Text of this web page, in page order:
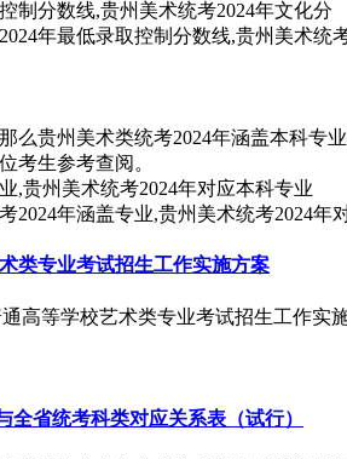
年最低录取控制分数线,贵州美术统
么贵州美术类统考2024年涵盖本科
考生参考查阅。
2024年涵盖专业,贵州美术统考2024年
类专业考试招生工作实施方案
高等学校艺术类专业考试招生工作实
省统考科类对应关系表（试行）